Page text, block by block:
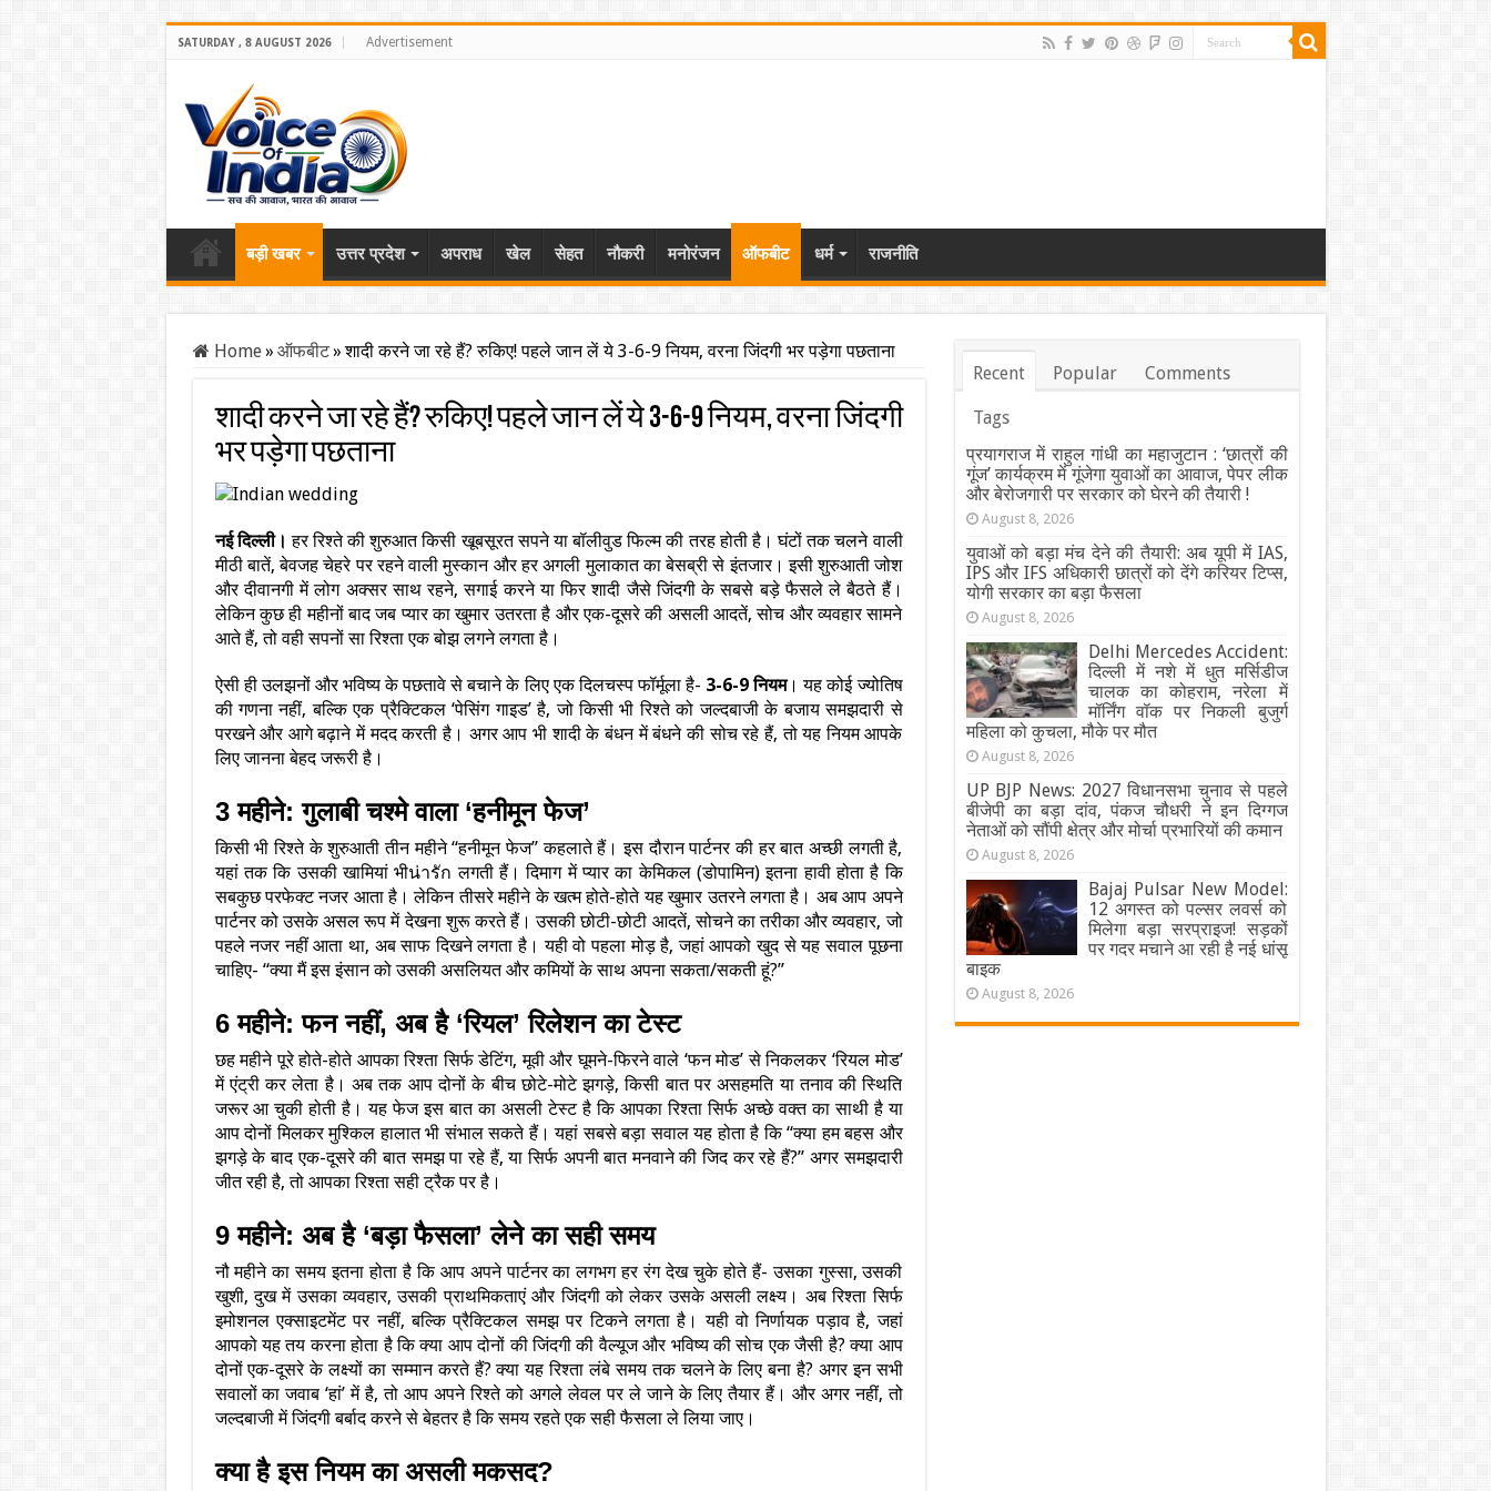
SATURDAY , 8 AUGUST 2026 Advertisement
बड़ी खबर उत्तर प्रदेश अपराध खेल सेहत नौकरी मनोरंजन ऑफबीट धर्म राजनीति
Home» ऑफबीट»शादी करने जा रहे हैं? रुकिए! पहले जान लें ये 3-6-9 नियम, वरना जिंदगी भर पड़ेगा पछताना
शादी करने जा रहे हैं? रुकिए! पहले जान लें ये 3-6-9 नियम, वरना जिंदगी
भर पड़ेगा पछताना
नई दिल्ली। हर रिश्ते की शुरुआत किसी खूबसूरत सपने या बॉलीवुड फिल्म की तरह होती है। घंटों तक चलने वाली
मीठी बातें, बेवजह चेहरे पर रहने वाली मुस्कान और हर अगली मुलाकात का बेसब्री से इंतजार। इसी शुरुआती जोश
और दीवानगी में लोग अक्सर साथ रहने, सगाई करने या फिर शादी जैसे जिंदगी के सबसे बड़े फैसले ले बैठते हैं।
लेकिन कुछ ही महीनों बाद जब प्यार का खुमार उतरता है और एक-दूसरे की असली आदतें, सोच और व्यवहार सामने
आते हैं, तो वही सपनों सा रिश्ता एक बोझ लगने लगता है।
ऐसी ही उलझनों और भविष्य के पछतावे से बचाने के लिए एक दिलचस्प फॉर्मूला है- 3-6-9 नियम। यह कोई ज्योतिष
की गणना नहीं, बल्कि एक प्रैक्टिकल ‘पेसिंग गाइड’ है, जो किसी भी रिश्ते को जल्दबाजी के बजाय समझदारी से
परखने और आगे बढ़ाने में मदद करती है। अगर आप भी शादी के बंधन में बंधने की सोच रहे हैं, तो यह नियम आपके
लिए जानना बेहद जरूरी है।
3 महीने: गुलाबी चश्मे वाला ‘हनीमून फेज’
किसी भी रिश्ते के शुरुआती तीन महीने “हनीमून फेज” कहलाते हैं। इस दौरान पार्टनर की हर बात अच्छी लगती है,
यहां तक कि उसकी खामियां भीน่ารัก लगती हैं। दिमाग में प्यार का केमिकल (डोपामिन) इतना हावी होता है कि
सबकुछ परफेक्ट नजर आता है। लेकिन तीसरे महीने के खत्म होते-होते यह खुमार उतरने लगता है। अब आप अपने
पार्टनर को उसके असल रूप में देखना शुरू करते हैं। उसकी छोटी-छोटी आदतें, सोचने का तरीका और व्यवहार, जो
पहले नजर नहीं आता था, अब साफ दिखने लगता है। यही वो पहला मोड़ है, जहां आपको खुद से यह सवाल पूछना
चाहिए- “क्या मैं इस इंसान को उसकी असलियत और कमियों के साथ अपना सकता/सकती हूं?”
6 महीने: फन नहीं, अब है ‘रियल’ रिलेशन का टेस्ट
छह महीने पूरे होते-होते आपका रिश्ता सिर्फ डेटिंग, मूवी और घूमने-फिरने वाले ‘फन मोड’ से निकलकर ‘रियल मोड’
में एंट्री कर लेता है। अब तक आप दोनों के बीच छोटे-मोटे झगड़े, किसी बात पर असहमति या तनाव की स्थिति
जरूर आ चुकी होती है। यह फेज इस बात का असली टेस्ट है कि आपका रिश्ता सिर्फ अच्छे वक्त का साथी है या
आप दोनों मिलकर मुश्किल हालात भी संभाल सकते हैं। यहां सबसे बड़ा सवाल यह होता है कि “क्या हम बहस और
झगड़े के बाद एक-दूसरे की बात समझ पा रहे हैं, या सिर्फ अपनी बात मनवाने की जिद कर रहे हैं?” अगर समझदारी
जीत रही है, तो आपका रिश्ता सही ट्रैक पर है।
9 महीने: अब है ‘बड़ा फैसला’ लेने का सही समय
नौ महीने का समय इतना होता है कि आप अपने पार्टनर का लगभग हर रंग देख चुके होते हैं- उसका गुस्सा, उसकी
खुशी, दुख में उसका व्यवहार, उसकी प्राथमिकताएं और जिंदगी को लेकर उसके असली लक्ष्य। अब रिश्ता सिर्फ
इमोशनल एक्साइटमेंट पर नहीं, बल्कि प्रैक्टिकल समझ पर टिकने लगता है। यही वो निर्णायक पड़ाव है, जहां
आपको यह तय करना होता है कि क्या आप दोनों की जिंदगी की वैल्यूज और भविष्य की सोच एक जैसी है? क्या आप
दोनों एक-दूसरे के लक्ष्यों का सम्मान करते हैं? क्या यह रिश्ता लंबे समय तक चलने के लिए बना है? अगर इन सभी
सवालों का जवाब ‘हां’ में है, तो आप अपने रिश्ते को अगले लेवल पर ले जाने के लिए तैयार हैं। और अगर नहीं, तो
जल्दबाजी में जिंदगी बर्बाद करने से बेहतर है कि समय रहते एक सही फैसला ले लिया जाए।
क्या है इस नियम का असली मकसद?
Recent Popular Comments
Tags
प्रयागराज में राहुल गांधी का महाजुटान : ‘छात्रों की
गूंज’ कार्यक्रम में गूंजेगा युवाओं का आवाज, पेपर लीक
और बेरोजगारी पर सरकार को घेरने की तैयारी !
August 8, 2026
युवाओं को बड़ा मंच देने की तैयारी: अब यूपी में IAS,
IPS और IFS अधिकारी छात्रों को देंगे करियर टिप्स,
योगी सरकार का बड़ा फैसला
August 8, 2026
Delhi Mercedes Accident:
दिल्ली में नशे में धुत मर्सिडीज
चालक का कोहराम, नरेला में
मॉर्निंग वॉक पर निकली बुजुर्ग
महिला को कुचला, मौके पर मौत
August 8, 2026
UP BJP News: 2027 विधानसभा चुनाव से पहले
बीजेपी का बड़ा दांव, पंकज चौधरी ने इन दिग्गज
नेताओं को सौंपी क्षेत्र और मोर्चा प्रभारियों की कमान
August 8, 2026
Bajaj Pulsar New Model:
12 अगस्त को पल्सर लवर्स को
मिलेगा बड़ा सरप्राइज! सड़कों
पर गदर मचाने आ रही है नई धांसू
बाइक
August 8, 2026